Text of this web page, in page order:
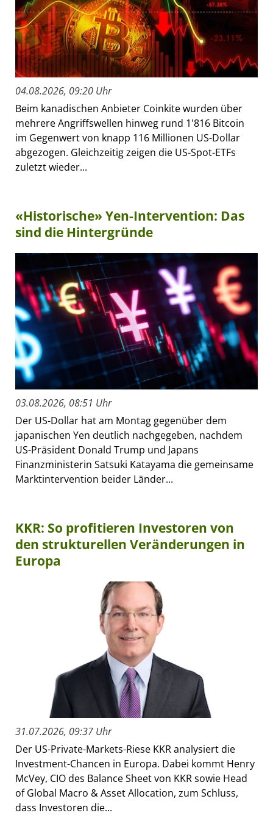
04.08.2026, 09:20 Uhr
Beim kanadischen Anbieter Coinkite wurden über
mehrere Angriffswellen hinweg rund 1'816 Bitcoin
im Gegenwert von knapp 116 Millionen US-Dollar
abgezogen. Gleichzeitig zeigen die US-Spot-ETFs
zuletzt wieder...
«Historische» Yen-Intervention: Das
sind die Hintergründe
03.08.2026, 08:51 Uhr
Der US-Dollar hat am Montag gegenüber dem
japanischen Yen deutlich nachgegeben, nachdem
US-Präsident Donald Trump und Japans
Finanzministerin Satsuki Katayama die gemeinsame
Marktintervention beider Länder...
KKR: So profitieren Investoren von
den strukturellen Veränderungen in
Europa
31.07.2026, 09:37 Uhr
Der US-Private-Markets-Riese KKR analysiert die
Investment-Chancen in Europa. Dabei kommt Henry
McVey, CIO des Balance Sheet von KKR sowie Head
of Global Macro & Asset Allocation, zum Schluss,
dass Investoren die...